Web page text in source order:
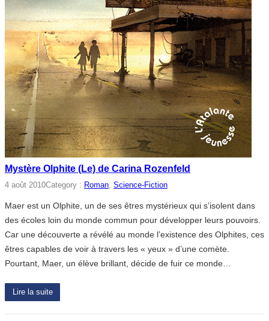
Mystère Olphite (Le) de Carina Rozenfeld
4 août 2010Category : Roman, Science-Fiction
Maer est un Olphite, un de ses êtres mystérieux qui s’isolent dans
des écoles loin du monde commun pour développer leurs pouvoirs.
Car une découverte a révélé au monde l’existence des Olphites, ces
êtres capables de voir à travers les « yeux » d’une comète.
Pourtant, Maer, un élève brillant, décide de fuir ce monde…
Lire la suite